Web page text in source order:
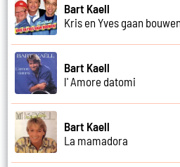
Bart Kaell
Kris en Yves gaan
Bart Kaell
l' Amore datomi
Bart Kaell
La mamadora